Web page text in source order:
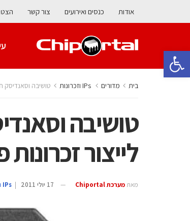
פתח סרגל נגישות
אודות כנסים ואירועים צור קשר
בית מדורים טושיבה וסאנדיסק
טושיבה
לייצור
מאת מערכת Chiportal 17 יולי 2011 |